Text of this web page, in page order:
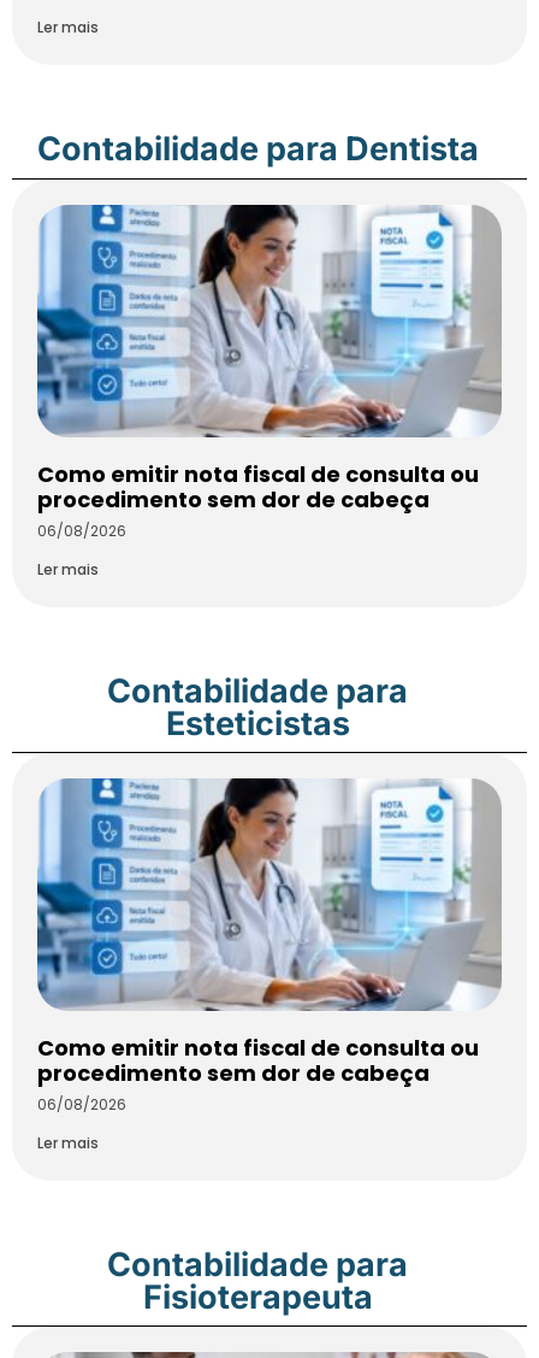
Ler mais
Contabilidade para Dentista
Como emitir nota fiscal de consulta ou
procedimento sem dor de cabeça
06/08/2026
Ler mais
Contabilidade para
Esteticistas
Como emitir nota fiscal de consulta ou
procedimento sem dor de cabeça
06/08/2026
Ler mais
Contabilidade para
Fisioterapeuta